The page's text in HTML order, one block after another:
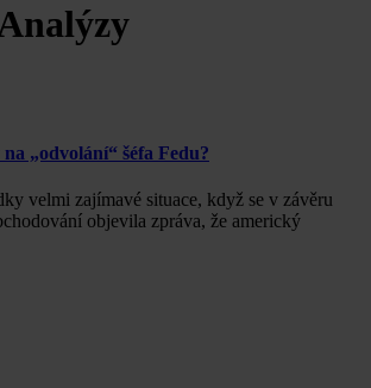
„odvolání“ šéfa Fedu?
velmi zajímavé situace, když se v závěru
objevila zpráva, že americký